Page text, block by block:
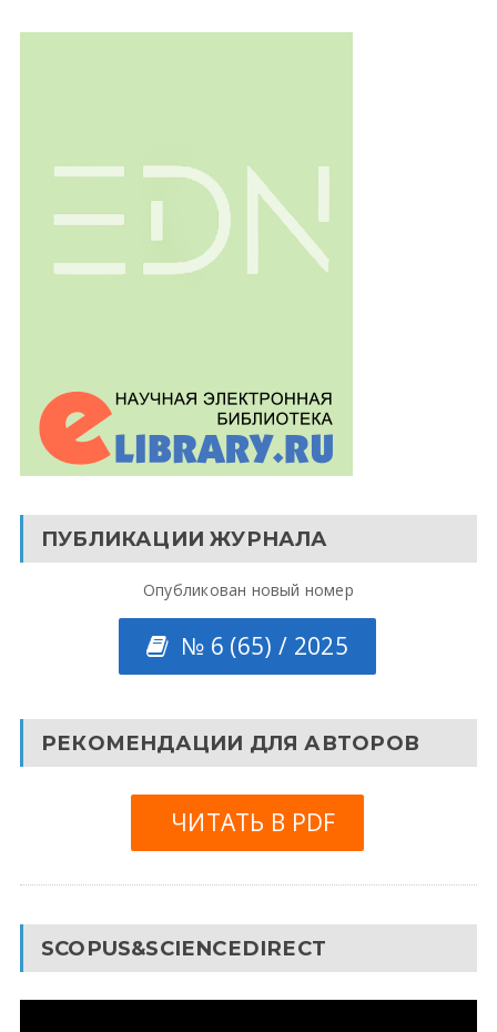
ПУБЛИКАЦИИ ЖУРНАЛА
Опубликован новый номер
№ 6 (65) / 2025
РЕКОМЕНДАЦИИ ДЛЯ АВТОРОВ
ЧИТАТЬ В PDF
SCOPUS&SCIENCEDIRECT